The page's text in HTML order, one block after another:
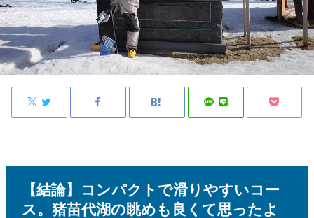
【結論】コンパクトで滑りやすいコー
ス。猪苗代湖の眺めも良くて思ったよ